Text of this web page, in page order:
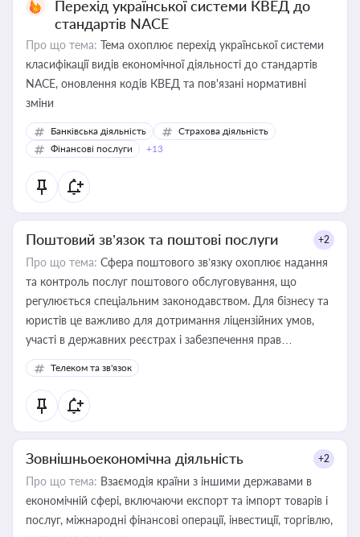
Перехід української системи КВЕД до
стандартів NACE
Про що тема: Тема охоплює перехід української системи
класифікації видів економічної діяльності до стандартів
NACE, оновлення кодів КВЕД та пов'язані нормативні
зміни
Банківська діяльність
Страхова діяльність
Фінансові послуги
+13
Поштовий зв’язок та поштові послуги +2
Про що тема: Сфера поштового зв’язку охоплює надання
та контроль послуг поштового обслуговування, що
регулюється спеціальним законодавством. Для бізнесу та
юристів це важливо для дотримання ліцензійних умов,
участі в державних реєстрах і забезпечення прав
споживачів.
Телеком та зв'язок
Зовнішньоекономічна діяльність +2
Про що тема: Взаємодія країни з іншими державами в
економічній сфері, включаючи експорт та імпорт товарів і
послуг, міжнародні фінансові операції, інвестиції, торгівлю,